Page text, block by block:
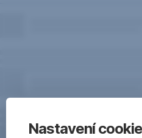
Nastavení